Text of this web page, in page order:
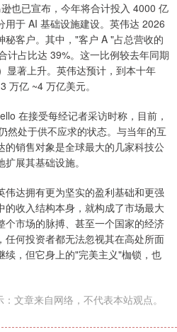
也已宣布，今年将合计投入 4000 亿
用于 AI 基础设施建设。英伟达 2026
客户。其中，"客户 A "占总营收的
计占比达 39%。这一比例较去年同期
显著上升。英伟达预计，到本十年
万亿 ~4 万亿美元。
在接受每经记者采访时称，目前，
然处于供不应求的状态。与当年的互
的销售对象是全球最大的几家科技公
展其基础设施。
伟达拥有更为坚实的盈利基础和更强
的收入结构本身，就构成了市场最大
个市场的脉搏、甚至一个国家的经济
任何投资者都无法忽视其在高处所面
续，但它身上的"完美主义"枷锁，也
文章来自网络，不代表本站观点。